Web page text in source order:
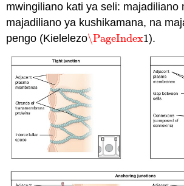
mwingiliano kati ya seli: majadiliano
majadiliano ya kushikamana, na
pengo (Kielelezo\PageIndex1
\PageIndex1).